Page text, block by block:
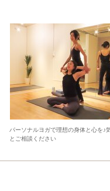
パーソナルヨガで理想の身体と心を♪
とご相談ください